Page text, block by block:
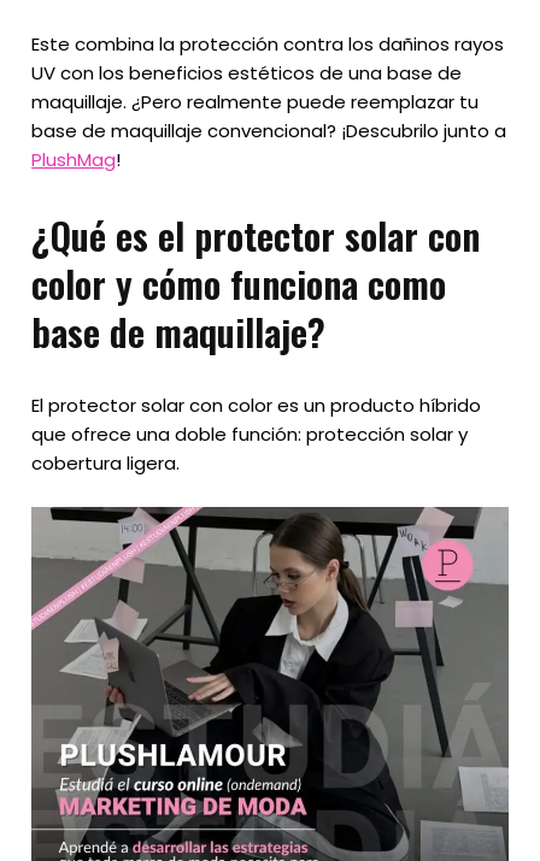
Este combina la protección contra los dañinos rayos
UV con los beneficios estéticos de una base de
maquillaje. ¿Pero realmente puede reemplazar tu
base de maquillaje convencional? ¡Descubrilo junto a
PlushMag!
¿Qué es el protector solar con
color y cómo funciona como
base de maquillaje?
El protector solar con color es un producto híbrido
que ofrece una doble función: protección solar y
cobertura ligera.